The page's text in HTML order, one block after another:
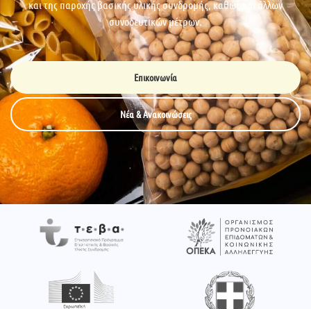
και της παροχής βασικής υλικής συνδρομής, καθώς και άλλων
συνοδευτικών μέτρων.
Επικοινωνία
Νέα & Ανακοινώσεις